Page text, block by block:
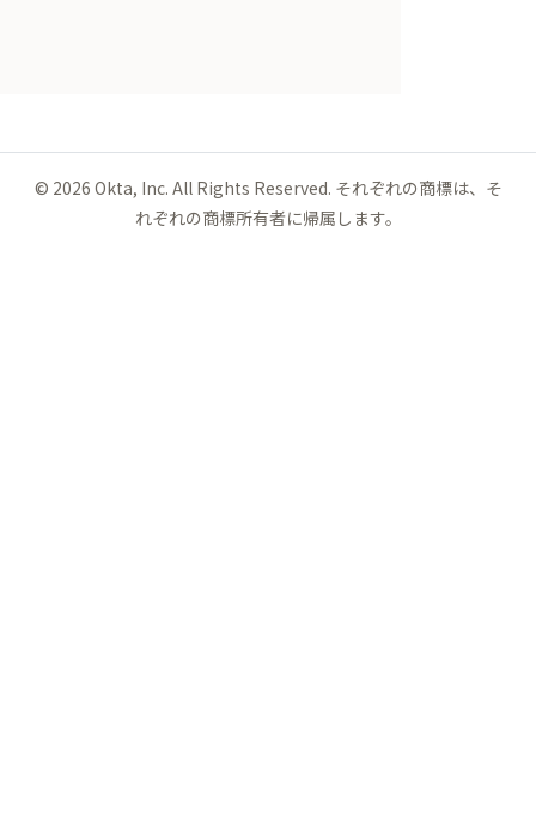
© 2026 Okta, Inc. All Rights Reserved. それぞれの商標は、そ
れぞれの商標所有者に帰属します。